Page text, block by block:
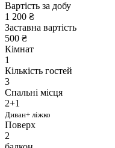
Вартість за добу
1 200 ₴
Заставна вартість
500 ₴
Кімнат
1
Кількість гостей
3
Спальні місця
2+1
Диван+ ліжко
Поверх
2